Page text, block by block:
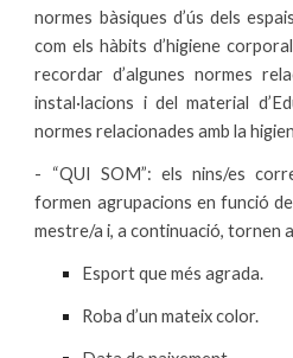
normes bàsiques d’ús dels
com els hàbits d’higiene
recordar d’algunes normes
instal·lacions i del material
normes relacionades amb la
- “QUI SOM”: els nins/es
formen agrupacions en funció
mestre/a i, a continuació, tornen
Esport que més agrada.
Roba d’un mateix color.